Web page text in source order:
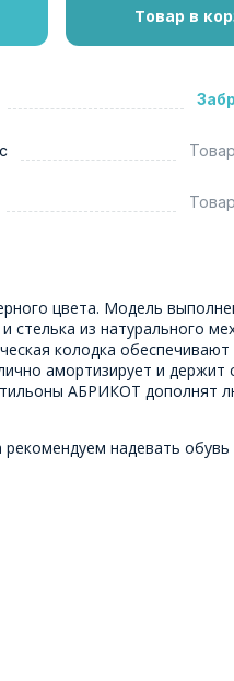
Товар в
цвета. Модель
стелька из натурального
колодка
амортизирует и держит
АБРИКОТ дополнят
надевать обувь